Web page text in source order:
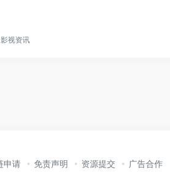
影视资讯
申请 免责声明 资源提交 广告合作